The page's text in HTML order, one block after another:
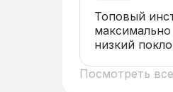
Топовый
максимально
низкий
Посмотреть все